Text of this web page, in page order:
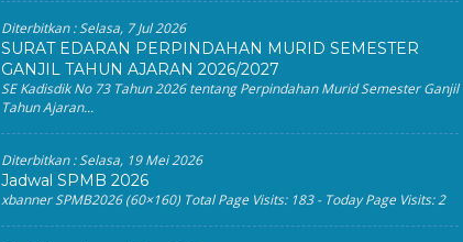
Diterbitkan :Selasa, 7 Jul 2026
SURAT EDARAN PERPINDAHAN MURID SEMESTER
GANJIL TAHUN AJARAN 2026/2027
SE Kadisdik No 73 Tahun 2026 tentang Perpindahan Murid Semester Ganjil
Tahun Ajaran...
Diterbitkan :Selasa, 19 Mei 2026
Jadwal SPMB 2026
xbanner SPMB2026 (60×160) Total Page Visits: 183 - Today Page Visits: 2